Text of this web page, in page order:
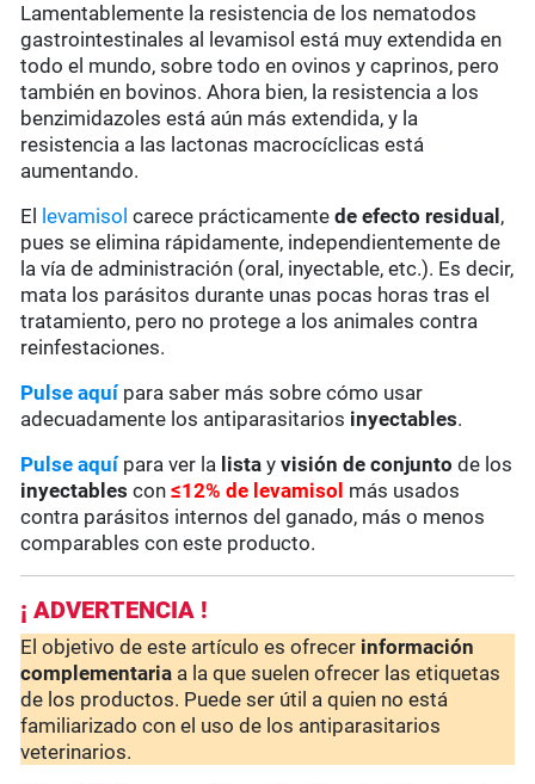
Lamentablemente la resistencia de los nematodos
gastrointestinales al levamisol está muy extendida en
todo el mundo, sobre todo en ovinos y caprinos, pero
también en bovinos. Ahora bien, la resistencia a los
benzimidazoles está aún más extendida, y la
resistencia a las lactonas macrocíclicas está
aumentando.
El
levamisol carece prácticamente de efecto residual ,
pues se elimina rápidamente, independientemente de
la vía de administración (oral, inyectable, etc.). Es decir,
mata los parásitos durante unas pocas horas tras el
tratamiento, pero no protege a los animales contra
reinfestaciones.
Pulse aquípara saber más sobre cómo usar
adecuadamente los antiparasitarios inyectables.
Pulse aquí para ver la lista yvisión de conjunto de los
inyectables con≤12% de levamisol más usados
contra parásitos internos del ganado, más o menos
comparables con este producto.
¡ ADVERTENCIA !
El objetivo de este artículo es ofrecer información
complementaria a la que suelen ofrecer las etiquetas
de los productos. Puede ser útil a quien no está
familiarizado con el uso de los antiparasitarios
veterinarios.